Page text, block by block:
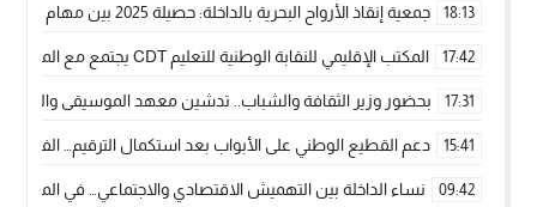
18:13 جمعية إنقاذ الأرواح البحرية بالداخلة: حصيلة 2025 بين مهام الإنقاذ ومشروع “دار البحار”
17:42 المكتب الإقليمي للنقابة الوطنية للتعليم CDT يجتمع مع المدير الإقليمي لمناقشة ملفات جوهرية لنساء ورجال التعليم
17:31 بحضور وزير الثقافة والشباب.. تدشين معهد الموسيقى والفنون
15:41 دعم القطيع الوطني على الأبواب بعد استكمال الترقيم…
09:42 نساء الداخلة بين التهميش الاقتصادي والاجتماعي… في المؤسسات